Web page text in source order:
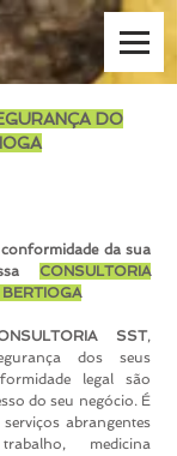
DO
da sua
CONSULTORIA
BERTIOGA
SST,
dos seus
legal são
do seu negócio. É
abrangentes
medicina